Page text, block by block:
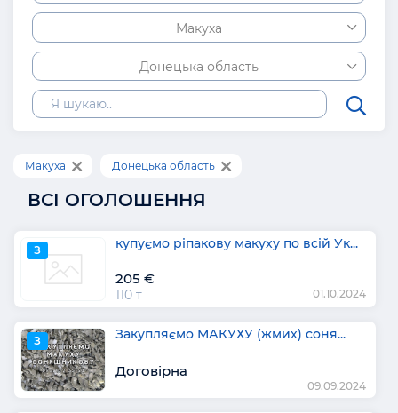
Макуха
Донецька область
Макуха Донецька область
ВСІ ОГОЛОШЕННЯ
З купуємо ріпакову макуху по всій Ук...
205 €
110 т 01.10.2024
З Закупляємо МАКУХУ (жмих) соня...
Договірна
09.09.2024